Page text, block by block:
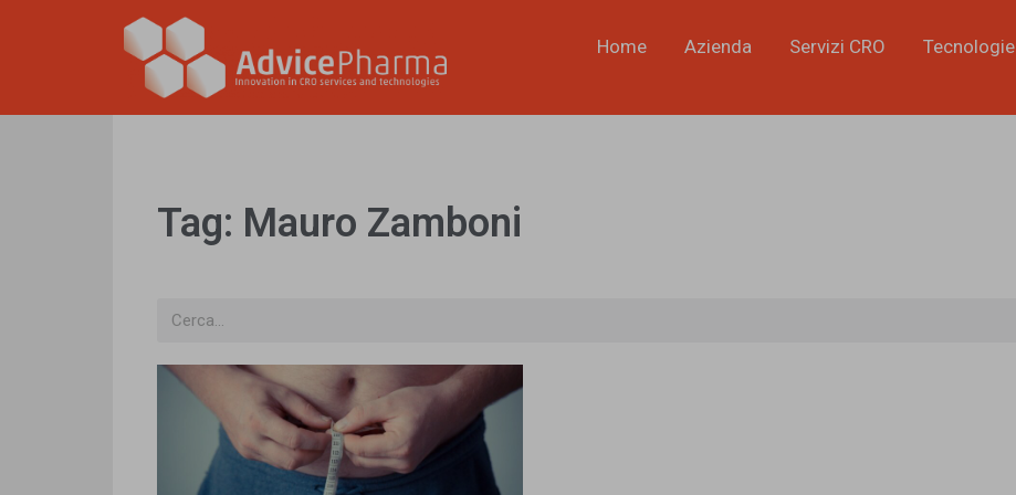
Home Azienda Servizi CRO Tecnologie
Tag: Mauro Zamboni